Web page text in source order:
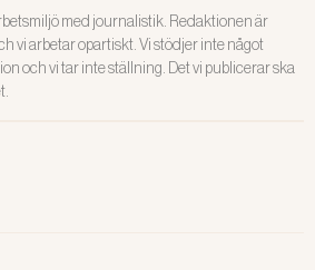
med journalistik. Redaktionen är
vi arbetar opartiskt. Vi stödjer inte något
och vi tar inte ställning. Det vi publicerar ska